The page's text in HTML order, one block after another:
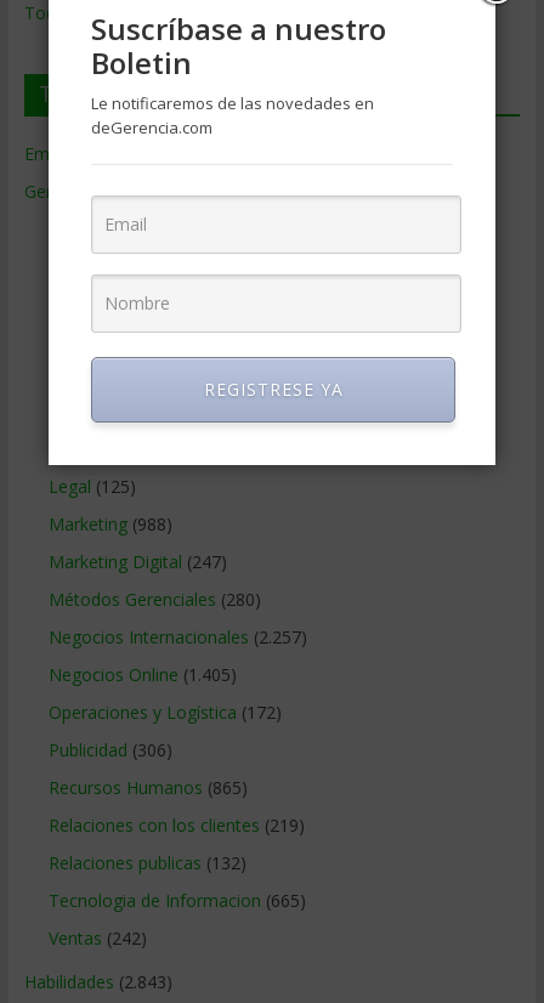
Todos los Temas
Temas de Gerencia
Empresas de Gerencia
Gerencia(9.477)
Ciencias Económicas
Contabilidad(466)
Educacion Gerencial
Estrategia Empresarial(304)
Legal (125)
Marketing(988)
Marketing Digital (247)
Métodos Gerenciales (280)
Negocios Internacionales (2.257)
Negocios Online (1.405)
Operaciones y Logística (172)
Publicidad (306)
Recursos Humanos (865)
Relaciones con los clientes (219)
Relaciones publicas (132)
Tecnologia de Informacion (665)
Ventas (242)
Habilidades (2.843)
Suscríbase a nuestro
Boletin
Le notificaremos de las novedades en
deGerencia.com
REGISTRESE YA